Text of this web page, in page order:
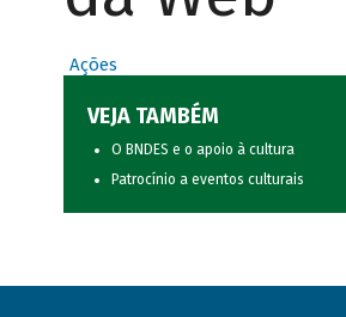
Ações
VEJA TAMBÉM
O BNDES e o apoio à cultura
Patrocínio a eventos culturais